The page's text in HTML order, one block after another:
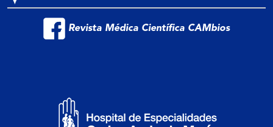
Revista Médica Científica CAMbios